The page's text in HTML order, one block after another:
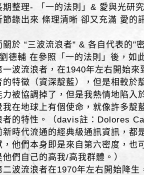
期整理- 「一的法則」& 愛與光研
節錄出來 條理清晰 卻又充滿 愛的
關於 “三波流浪者" & 各自代表的"
德輔 在參照「一的法則」後，如
一波流浪者，在1940年左右開始
的特徵（資深靛藍），但是相較於
力被協調掉了，但是我熱情地陷入
我在地球上有個使命，就像許多靛
者的特性。（davis註：Dolores
新時代流通的經典級通訊資訊，都
，他們本身即是來自第六密度，也
他們自己的高我/高我群體。）
二波流浪者在1970年左右開始降